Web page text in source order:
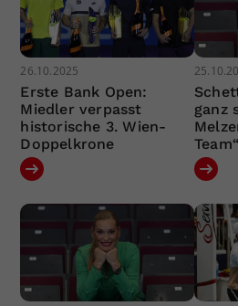
26.10.2025
Erste Bank Open:
Miedler verpasst
historische 3. Wien-
Doppelkrone
ganz
Team“